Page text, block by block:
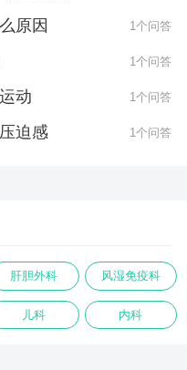
原因 1个问答
1个问答
动 1个问答
迫感 1个问答
肝胆外科 风湿免疫科
儿科 内科